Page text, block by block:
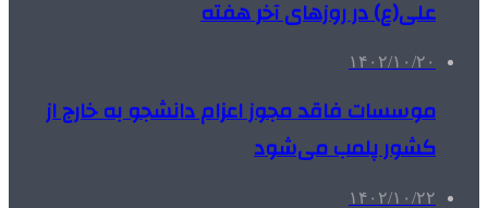
علی(ع) در روزهای آخر هفته
۱۴۰۲/۱۰/۲۰
موسسات فاقد مجوز اعزام دانشجو به خارج از
کشور پلمب می‌شود
۱۴۰۲/۱۰/۲۲